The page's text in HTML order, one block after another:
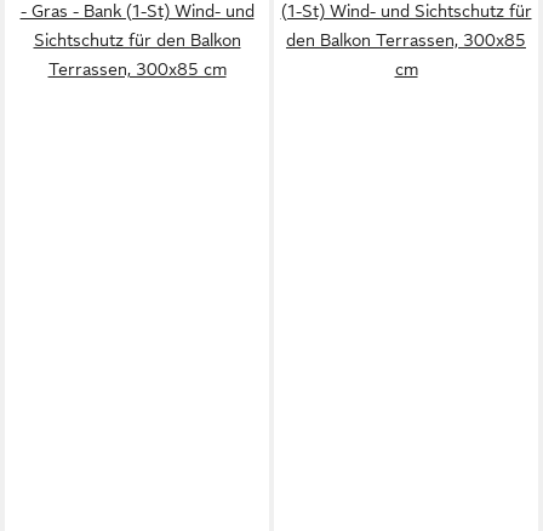
- Gras - Bank (1-St) Wind- und
Sichtschutz für den Balkon
Terrassen, 300x85 cm
(1-St) Wind- und Sichtschutz für
den Balkon Terrassen, 300x85
cm